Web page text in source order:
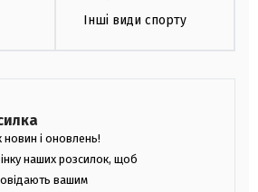
Інші види спорту
новин і оновлень!
наших розсилок, щоб
вашим